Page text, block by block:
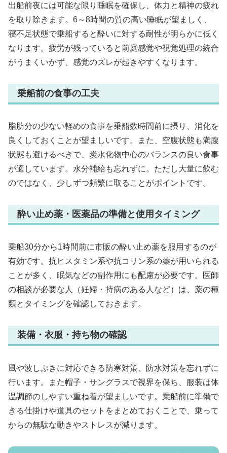
出船前夜には可能な限り睡眠を確保し、体力と精神の疲れ
を取り除きます。6～8時間の質の高い睡眠が望ましく、
寝不足状態で乗船すると酔いに対する耐性が明らかに低く
なります。疲労が残っていると前庭感覚や視覚処理の統合
がうまくいかず、感覚のズレが起きやすくなります。
乗船前の食事の工夫
脂肪分の少ない軽めの食事を乗船数時間前に摂り、消化を
良くしておくことが望ましいです。また、空腹状態も満腹
状態も避けるべきで、炭水化物中心のバランスの良い食事
が適しています。水分補給も忘れずに。ただし大量に飲む
のではなく、少しずつ頻繁に取ることがポイントです。
酔い止め薬・医薬品の準備と使用タイミング
乗船30分から1時間前に市販の酔い止め薬を服用するのが
有効です。抗ヒスタミン系や抗コリン系の薬が用いられる
ことが多く、眠気などの副作用にも配慮が必要です。医師
の相談が必要な人（妊婦・持病のある人など）は、薬の種
類とタイミングを確認しておきます。
装備・衣服・持ち物の確認
風や波しぶきに対応できる防寒対策、防水対策を忘れずに
行います。また帽子・サングラスで視界を保ち、服装は体
温調節のしやすい重ね着が望ましいです。乗船前に準備で
きる仕掛けや道具のセットをまとめておくことで、乗って
からの無駄な動きやストレスが減ります。